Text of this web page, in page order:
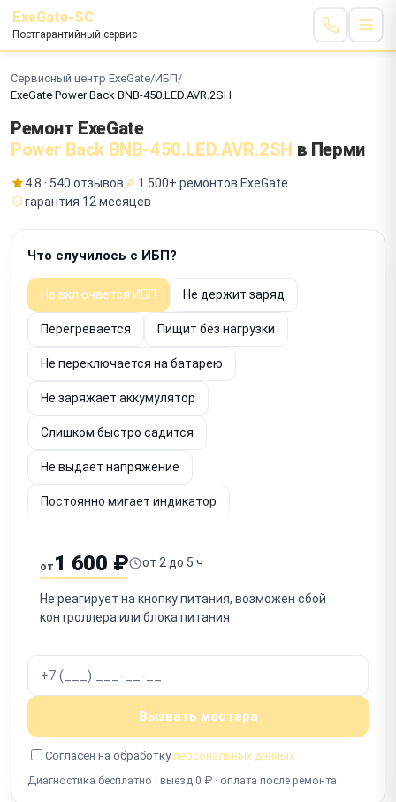
ExeGate-SC
Постгарантийный сервис
Сервисный центр ExeGate/ИБП/
ExeGate Power Back BNB-450.LED.AVR.2SH
Ремонт ExeGate
Power Back BNB-450.LED.AVR.2SH в Перми
4.8 · 540 отзывов
1 500+ ремонтов ExeGate
гарантия 12 месяцев
Что случилось с ИБП?
Не включается ИБП Не держит заряд
Перегревается Пищит без нагрузки
Не переключается на батарею
Не заряжает аккумулятор
Слишком быстро садится
Не выдаёт напряжение
Постоянно мигает индикатор
Срабатывает защита Запах гари
Не включается после отключения
от 1 600 ₽ от 2 до 5 ч
Не реагирует на кнопку питания, возможен сбой
контроллера или блока питания
Вызвать мастера
Согласен на обработку персональных данных
Диагностика бесплатно · выезд 0 ₽ · оплата после ремонта